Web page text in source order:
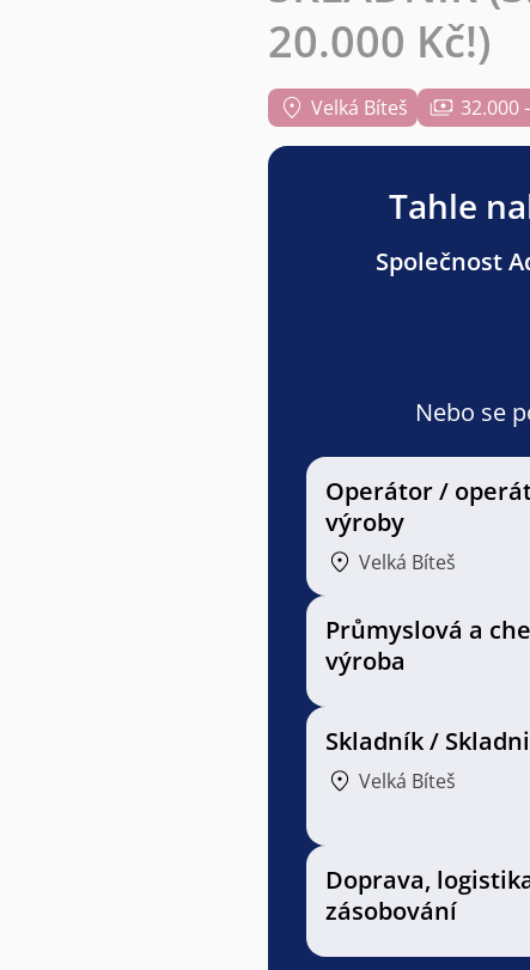
20.000 Kč!)
Velká Bíteš 32.000
Tahle
Společnost
Nebo se
Operátor /
výroby
Velká Bíteš
Průmyslová a
výroba
Skladník /
Velká Bíteš
Doprava,
zásobování